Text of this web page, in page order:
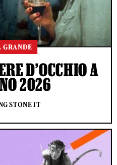
GRANDE
D’OCCHIO A
2026
STONE IT